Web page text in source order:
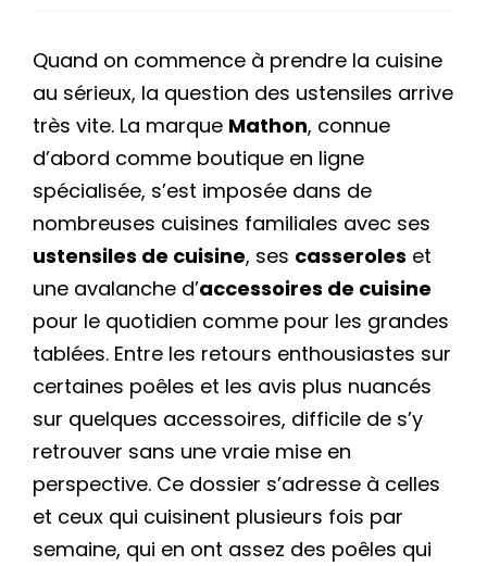
Quand on commence à prendre la cuisine
au sérieux, la question des ustensiles arrive
très vite. La marque Mathon, connue
d’abord comme boutique en ligne
spécialisée, s’est imposée dans de
nombreuses cuisines familiales avec ses
ustensiles de cuisine, ses casseroles et
une avalanche d’accessoires de cuisine
pour le quotidien comme pour les grandes
tablées. Entre les retours enthousiastes sur
certaines poêles et les avis plus nuancés
sur quelques accessoires, difficile de s’y
retrouver sans une vraie mise en
perspective. Ce dossier s’adresse à celles
et ceux qui cuisinent plusieurs fois par
semaine, qui en ont assez des poêles qui